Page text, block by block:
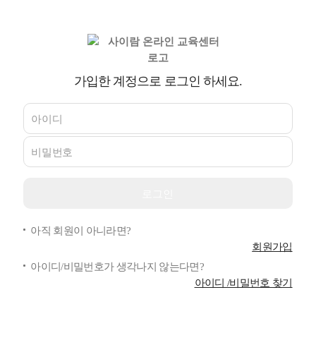
가입한 계정으로 로그인 하세요.
아직 회원이 아니라면?
회원가입
아이디/비밀번호가 생각나지 않는다면?
아이디 /비밀번호 찾기